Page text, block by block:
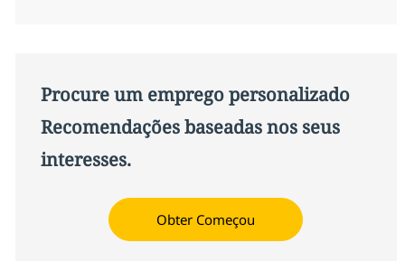
Procure um emprego personalizado
Recomendações baseadas nos seus
interesses.
Obter Começou